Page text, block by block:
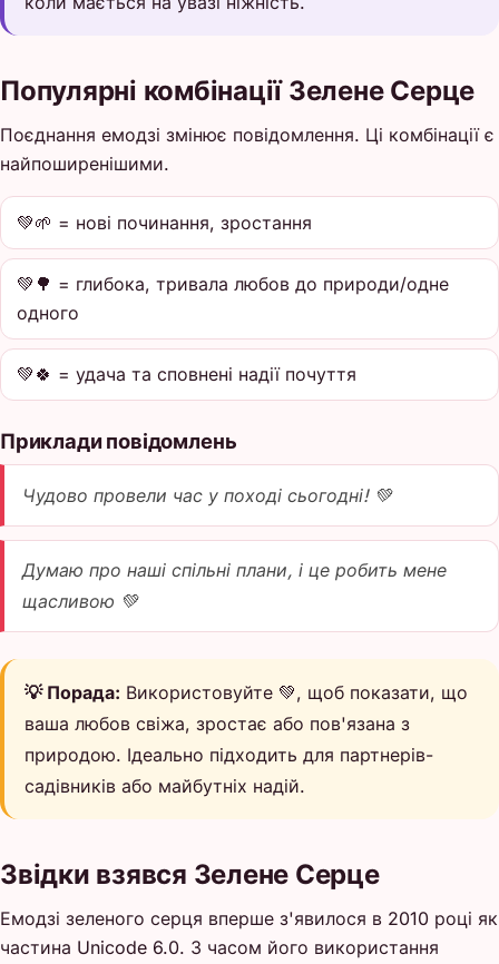
Популярні комбінації Зелене Серце
Поєднання емодзі змінює повідомлення. Ці комбінації є
найпоширенішими.
💚🌱 = нові починання, зростання
💚🌳 = глибока, тривала любов до природи/одне
одного
💚🍀 = удача та сповнені надії почуття
Приклади повідомлень
Чудово провели час у поході сьогодні! 💚
Думаю про наші спільні плани, і це робить мене
щасливою 💚
💡 Порада: Використовуйте 💚, щоб показати, що
ваша любов свіжа, зростає або пов'язана з
природою. Ідеально підходить для партнерів-
садівників або майбутніх надій.
Звідки взявся Зелене Серце
Емодзі зеленого серця вперше з'явилося в 2010 році як
частина Unicode 6.0. З часом його використання